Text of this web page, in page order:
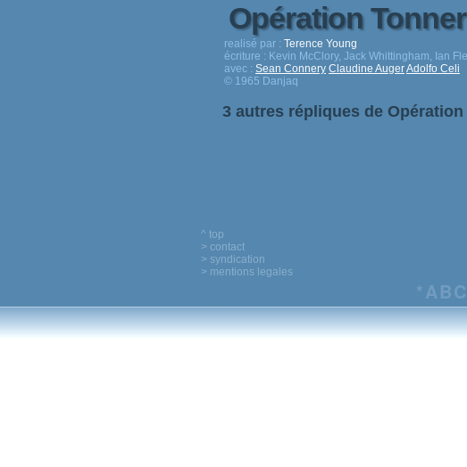
Opération
realisé par : Terence Young
écriture : Kevin McClory, Jack Whittingham, Ian
avec : Sean Connery Claudine AugerAdolfo Celi
© 1965 Danjaq
3 autres répliques de Opération
^ top
> contact
> syndication
> mentions legales
*ABC